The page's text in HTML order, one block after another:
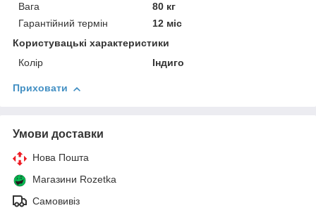
Вага
80 кг
Гарантійний термін
12 міс
Користувацькі характеристики
Колір
Індиго
Приховати
Умови доставки
Нова Пошта
Магазини Rozetka
Самовивіз